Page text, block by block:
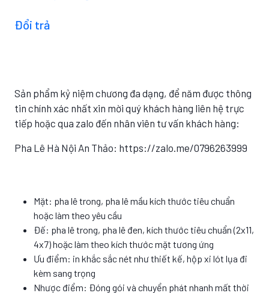
Đổi trả
Sản phẩm kỷ niệm chương đa dạng, để năm được thông
tin chính xác nhất xin mời quý khách hàng liên hệ trực
tiếp hoặc qua zalo đến nhân viên tư vấn khách hàng:
Pha Lê Hà Nội An Thảo: https://zalo.me/0796263999
Mặt: pha lê trong, pha lê mầu kích thước tiêu chuẩn
hoặc làm theo yêu cầu
Đế: pha lê trong, pha lê đen, kích thước tiêu chuẩn (2x11,
4x7) hoặc làm theo kích thước mặt tương ứng
Ưu điểm: in khắc sắc nét như thiết kế, hộp xi lót lụa đi
kèm sang trọng
Nhược điểm: Đóng gói và chuyển phát nhanh mất thời